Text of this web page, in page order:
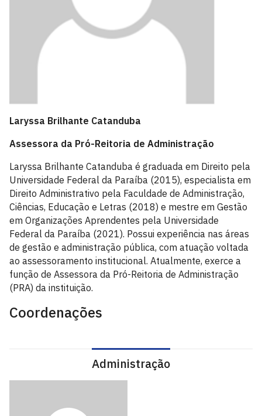
Laryssa Brilhante Catanduba
Assessora da Pró-Reitoria de Administração
Laryssa Brilhante Catanduba é graduada em Direito pela
Universidade Federal da Paraíba (2015), especialista em
Direito Administrativo pela Faculdade de Administração,
Ciências, Educação e Letras (2018) e mestre em Gestão
em Organizações Aprendentes pela Universidade
Federal da Paraíba (2021). Possui experiência nas áreas
de gestão e administração pública, com atuação voltada
ao assessoramento institucional. Atualmente, exerce a
função de Assessora da Pró-Reitoria de Administração
(PRA) da instituição.
Coordenações
Administração